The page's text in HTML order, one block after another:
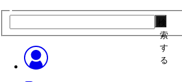
索
す
る